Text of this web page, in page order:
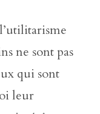
ne sont pas
qui sont
leur